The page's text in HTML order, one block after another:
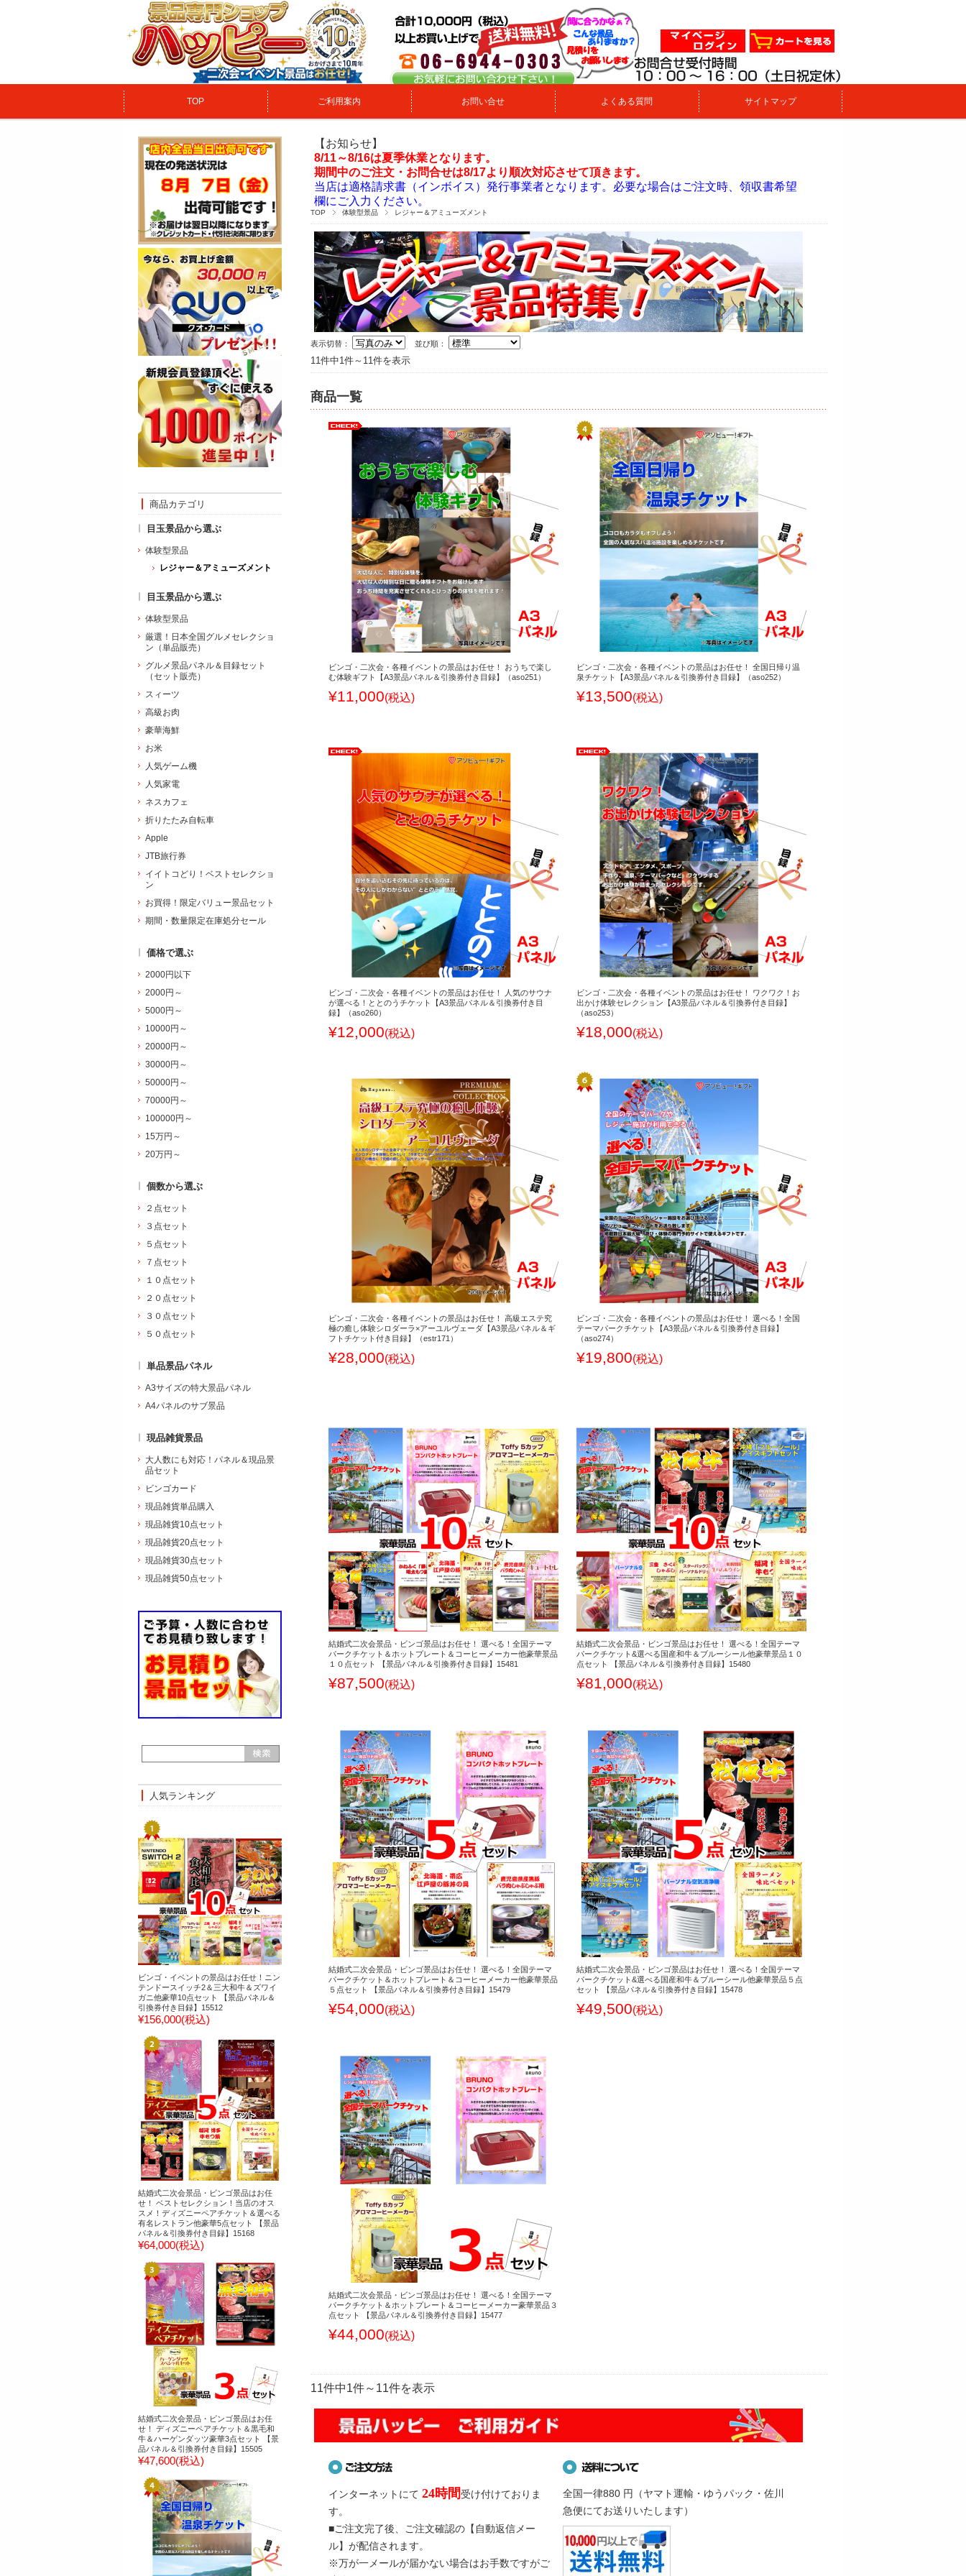
TOP ご利用案内 お問い合せ よくある質問 サイトマップ
【お知らせ】
8/11～8/16は夏季休業となります。
期間中のご注文・お問合せは8/17より順次対応させて頂きます。
当店は適格請求書（インボイス）発行事業者となります。必要な場合はご注文時、領収書希望
欄にご入力ください。
TOP 体験型景品 レジャー＆アミューズメント
表示切替： 並び順：
11件中1件～11件を表示
商品一覧
ビンゴ・二次会・各種イベントの景品はお任せ！ おうちで楽し
む体験ギフト【A3景品パネル＆引換券付き目録】（aso251）
¥11,000(税込)
ビンゴ・二次会・各種イベントの景品はお任せ！ 全国日帰り温
泉チケット【A3景品パネル＆引換券付き目録】（aso252）
¥13,500(税込)
ビンゴ・二次会・各種イベントの景品はお任せ！ 人気のサウナ
が選べる！ととのうチケット【A3景品パネル＆引換券付き目
録】（aso260）
¥12,000(税込)
ビンゴ・二次会・各種イベントの景品はお任せ！ ワクワク！お
出かけ体験セレクション【A3景品パネル＆引換券付き目録】
（aso253）
¥18,000(税込)
ビンゴ・二次会・各種イベントの景品はお任せ！ 高級エステ究
極の癒し体験シロダーラ×アーユルヴェーダ【A3景品パネル＆ギ
フトチケット付き目録】（estr171）
¥28,000(税込)
ビンゴ・二次会・各種イベントの景品はお任せ！ 選べる！全国
テーマパークチケット【A3景品パネル＆引換券付き目録】
（aso274）
¥19,800(税込)
結婚式二次会景品・ビンゴ景品はお任せ！ 選べる！全国テーマ
パークチケット＆ホットプレート＆コーヒーメーカー他豪華景品
１０点セット 【景品パネル＆引換券付き目録】15481
¥87,500(税込)
結婚式二次会景品・ビンゴ景品はお任せ！ 選べる！全国テーマ
パークチケット&選べる国産和牛＆ブルーシール他豪華景品１０
点セット 【景品パネル＆引換券付き目録】15480
¥81,000(税込)
結婚式二次会景品・ビンゴ景品はお任せ！ 選べる！全国テーマ
パークチケット＆ホットプレート＆コーヒーメーカー他豪華景品
５点セット 【景品パネル＆引換券付き目録】15479
¥54,000(税込)
結婚式二次会景品・ビンゴ景品はお任せ！ 選べる！全国テーマ
パークチケット&選べる国産和牛＆ブルーシール他豪華景品５点
セット 【景品パネル＆引換券付き目録】15478
¥49,500(税込)
結婚式二次会景品・ビンゴ景品はお任せ！ 選べる！全国テーマ
パークチケット＆ホットプレート＆コーヒーメーカー豪華景品３
点セット 【景品パネル＆引換券付き目録】15477
¥44,000(税込)
11件中1件～11件を表示
インターネットにて 24時間受け付けておりま
す。
■ご注文完了後、ご注文確認の【自動返信メー
ル】が配信されます。
※万が一メールが届かない場合はお手数ですがご
全国一律880 円（ヤマト運輸・ゆうパック・佐川
急便にてお送りいたします）
商品カテゴリ
目玉景品から選ぶ
体験型景品
レジャー＆アミューズメント
目玉景品から選ぶ
体験型景品
厳選！日本全国グルメセレクショ
ン（単品販売）
グルメ景品パネル＆目録セット
（セット販売）
スィーツ
高級お肉
豪華海鮮
お米
人気ゲーム機
人気家電
ネスカフェ
折りたたみ自転車
Apple
JTB旅行券
イイトコどり！ベストセレクショ
ン
お買得！限定バリュー景品セット
期間・数量限定在庫処分セール
価格で選ぶ
2000円以下
2000円～
5000円～
10000円～
20000円～
30000円～
50000円～
70000円～
100000円～
15万円～
20万円～
個数から選ぶ
２点セット
３点セット
５点セット
７点セット
１０点セット
２０点セット
３０点セット
５０点セット
単品景品パネル
A3サイズの特大景品パネル
A4パネルのサブ景品
現品雑貨景品
大人数にも対応！パネル＆現品景
品セット
ビンゴカード
現品雑貨単品購入
現品雑貨10点セット
現品雑貨20点セット
現品雑貨30点セット
現品雑貨50点セット
人気ランキング
ビンゴ・イベントの景品はお任せ！ニン
テンドースイッチ2＆三大和牛＆ズワイ
ガニ他豪華10点セット 【景品パネル＆
引換券付き目録】15512
¥156,000(税込)
結婚式二次会景品・ビンゴ景品はお任
せ！ ベストセレクション！当店のオス
スメ！ディズニーペアチケット＆選べる
有名レストラン他豪華5点セット 【景品
パネル＆引換券付き目録】15168
¥64,000(税込)
結婚式二次会景品・ビンゴ景品はお任
せ！ ディズニーペアチケット＆黒毛和
牛＆ハーゲンダッツ豪華3点セット 【景
品パネル＆引換券付き目録】15505
¥47,600(税込)